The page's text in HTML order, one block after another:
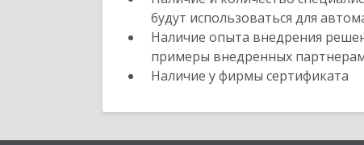
будут использоваться для
Наличие опыта внедрения
примеры внедренных
Наличие у фирмы сертификата